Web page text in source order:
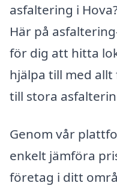
asfaltering i
Här på
för dig att hitta
hjälpa till med
till stora
Genom vår
enkelt jämföra
företag i ditt